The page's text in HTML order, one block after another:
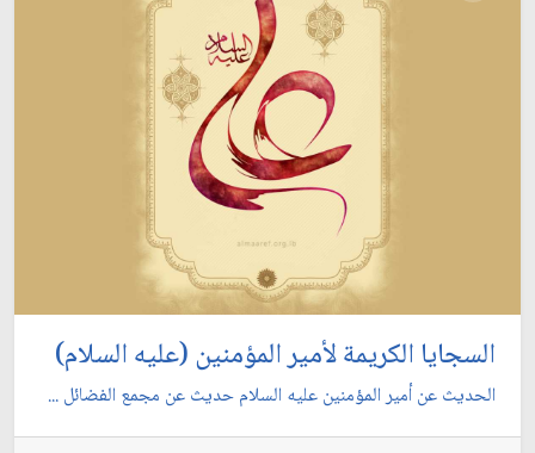
السجايا الكريمة لأمير المؤمنين (عليه السلام)
الحديث عن أمير المؤمنين عليه السلام حديث عن مجمع الفضائل ...